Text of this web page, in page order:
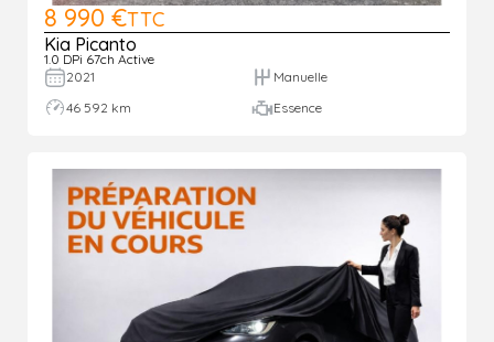
8 990 €TTC
Kia Picanto
1.0 DPi 67ch Active
2021
Manuelle
46 592 km
Essence